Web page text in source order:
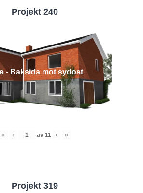
Projekt 240
- Baksida mot sydost
« ‹ av 11 › »
Projekt 319